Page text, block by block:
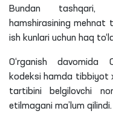
Bundan tashqari,
hamshirasining mehnat
ish kunlari uchun haq
O‘rganish davomida
kodeksi hamda tibbiyot
tartibini belgilovchi
etilmagani ma’lum qilindi.